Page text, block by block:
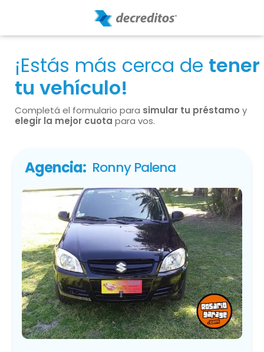
¡Estás más cerca de tener
tu vehículo!
Completá el formulario para simular tu préstamo y
elegir la mejor cuota para vos.
Agencia: Ronny Palena